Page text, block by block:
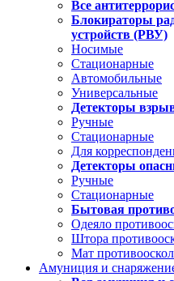
Все
Блокираторы
устройств (РВУ)
Носимые
Стационарные
Автомобильные
Универсальные
Детекторы
Ручные
Стационарные
Для
Детекторы
Ручные
Стационарные
Бытовая
Одеяло
Штора
Мат
Амуниция и